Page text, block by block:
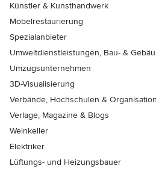
Künstler & Kunsthandwerk
Möbelrestaurierung
Spezialanbieter
Umweltdienstleistungen, Bau- &
Umzugsunternehmen
3D-Visualisierung
Verbände, Hochschulen &
Verlage, Magazine & Blogs
Weinkeller
Elektriker
Lüftungs- und Heizungsbauer